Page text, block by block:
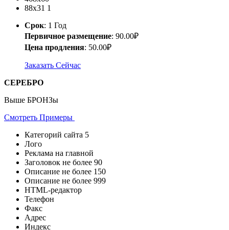
88x31 1
Срок: 1 Год
Первичное размещение: 90.00₽
Цена продления: 50.00₽
Заказать Сейчас
СЕРЕБРО
Выше БРОНЗы
Смотреть Примеры
Категорий сайта 5
Лого
Реклама на главной
Заголовок не более 90
Описание не более 150
Описание не более 999
HTML-редактор
Телефон
Факс
Адрес
Индекс